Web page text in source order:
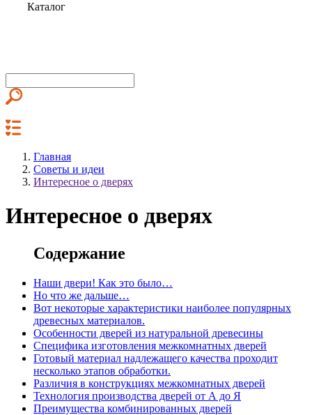
Каталог
Главная
Советы и идеи
Интересное о дверях
Интересное о дверях
Содержание
Наши двери! Как это было…
Но что же дальше…
Вот некоторые характеристики наиболее популярных
древесных материалов.
Особенности дверей из натуральной древесины
Специфика изготовления межкомнатных дверей
Готовый материал надлежащего качества проходит
несколько этапов обработки.
Различия в конструкциях межкомнатных дверей
Технология производства дверей от А до Я
Преимущества комбинированных дверей